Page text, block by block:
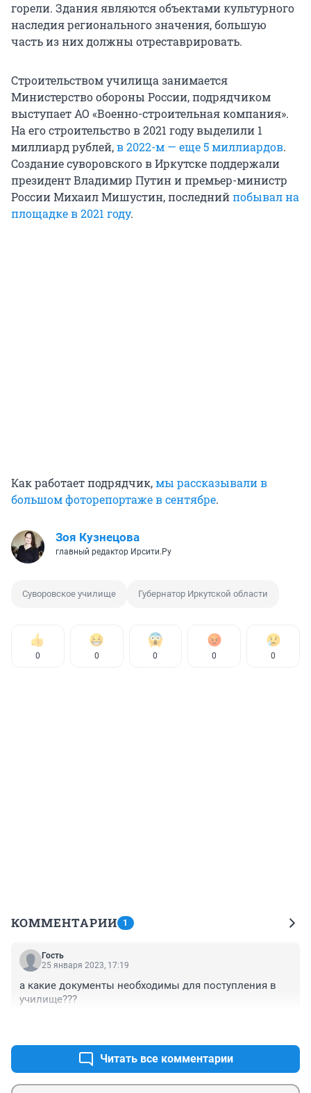
горели. Здания являются объектами культурного
наследия регионального значения, большую
часть из них должны отреставрировать.
Строительством училища занимается
Министерство обороны России, подрядчиком
выступает АО «Военно-строительная компания».
На его строительство в 2021 году выделили 1
миллиард рублей,в 2022-м — еще 5 миллиардов.
Создание суворовского в Иркутске поддержали
президент Владимир Путин и премьер-министр
России Михаил Мишустин, последнийпобывал на
площадке в 2021 году.
Как работает подрядчик,мы рассказывали в
большом фоторепортаже в сентябре.
Зоя Кузнецова
главный редактор Ирсити.Ру
Суворовское училище Губернатор Иркутской области
0 0 0 0 0
КОММЕНТАРИИ 1
Гость
25 января 2023, 17:19
а какие документы необходимы для поступления в
училище???
Читать все комментарии